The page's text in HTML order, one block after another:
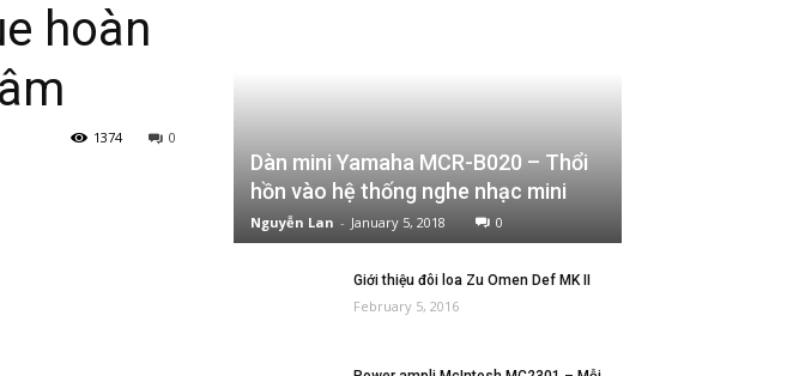
hoàn
0
1374
Dàn mini Yamaha MCR-B020 – Thổi
hồn vào hệ thống nghe nhạc mini
Nguyễn Lan - January 5, 2018 0
Giới thiệu đôi loa Zu Omen Def MK II
February 5, 2016